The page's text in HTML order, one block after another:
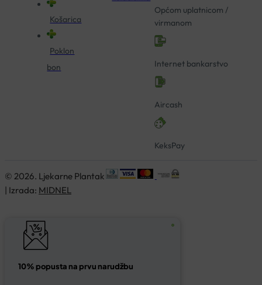
Košarica
Poklon
bon
Općom uplatnicom /
virmanom
Internet bankarstvo
Aircash
KeksPay
© 2026. Ljekarne Plantak
| Izrada: MIDNEL
10% popusta na prvu narudžbu